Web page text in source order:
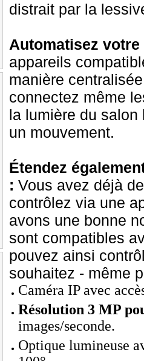
distrait par la
Automatisez
appareils
manière
connectez même
la lumière du
un mouvement.
Étendez
: Vous avez déjà
contrôlez via une
avons une bonne
sont compatibles
pouvez ainsi
souhaitez - même
Caméra IP avec
Résolution 3 MP
images/seconde.
Optique lumineuse